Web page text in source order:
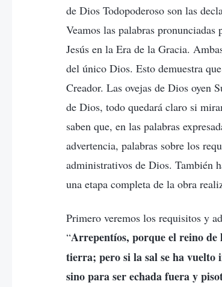
de Dios Todopoderoso son las
Veamos las palabras
Jesús en la Era de la Gracia.
del único Dios. Esto demuestra
Creador. Las ovejas de Dios oyen
de Dios, todo quedará claro si
saben que, en las palabras
advertencia, palabras sobre los
administrativos de Dios. También
una etapa completa de la obra
Primero veremos los requisitos y
“Arrepentíos, porque el reino de
tierra; pero si la sal se ha vuelto
sino para ser echada fuera y